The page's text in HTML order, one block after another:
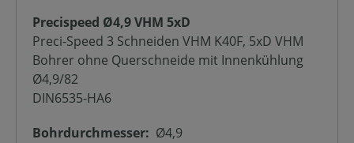
Precispeed Ø4,9 VHM 5xD
Preci-Speed 3 Schneiden VHM K40F, 5xD VHM
Bohrer ohne Querschneide mit Innenkühlung
Ø4,9/82
DIN6535-HA6
Bohrdurchmesser: Ø4,9